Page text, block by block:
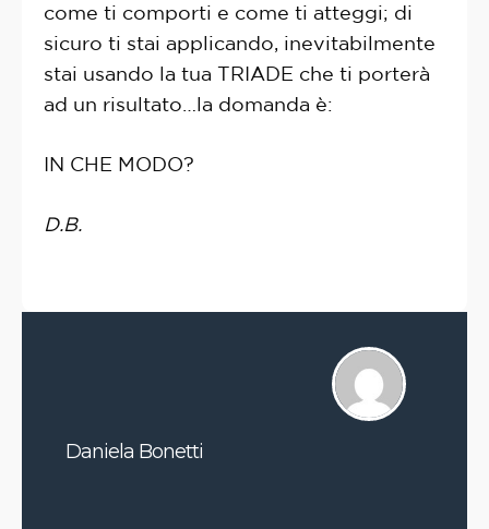
come ti comporti e come ti atteggi; di
sicuro ti stai applicando, inevitabilmente
stai usando la tua TRIADE che ti porterà
ad un risultato…la domanda è:
IN CHE MODO?
D.B.
Daniela Bonetti